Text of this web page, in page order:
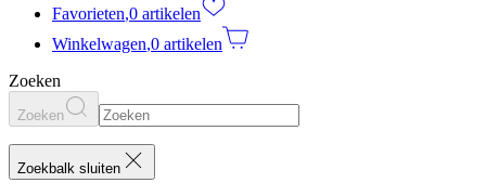
Favorieten,0 artikelen
Winkelwagen,0 artikelen
Zoeken
Zoeken
Zoekbalk sluiten